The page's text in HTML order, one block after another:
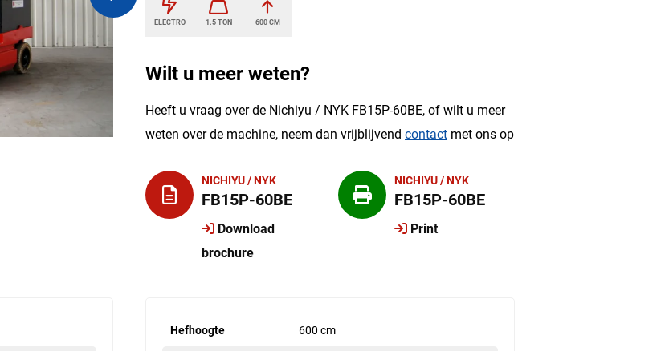
ELECTRO 1.5 TON 600 CM
Wilt u meer weten?
Heeft u vraag over de Nichiyu / NYK FB15P-60BE, of wilt u meer
weten over de machine, neem dan vrijblijvend contact met ons op
NICHIYU / NYK
FB15P-60BE
Download
brochure
NICHIYU / NYK
FB15P-60BE
Print
Hefhoogte 600 cm